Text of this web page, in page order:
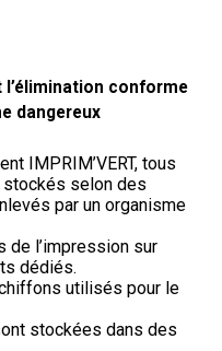
conforme
dangereux
IMPRIM’VERT, tous
selon des
par un organisme
de l’impression sur
dédiés.
utilisés pour le
stockées dans des